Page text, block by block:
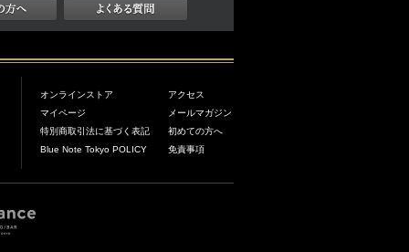
オンラインストア
マイページ
特別商取引法に基づく表記
Blue Note Tokyo POLICY
アクセス
メールマガジン
初めての方へ
免責事項